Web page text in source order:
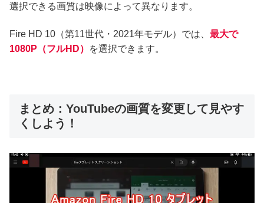
選択できる画質は映像によって異なります。
Fire HD 10（第11世代・2021年モデル）では、 最大で
1080P（フルHD）
を選択できます。
まとめ：YouTubeの画質を変更して見やす
くしよう！